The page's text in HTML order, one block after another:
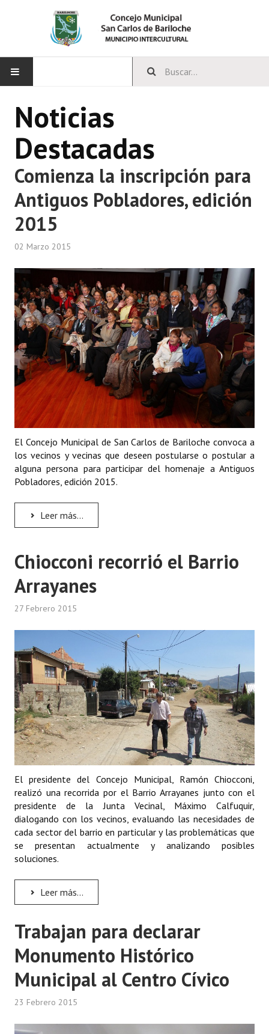
CONCEJO
Bloques Políticos
Integrantes del Concejo
Comisiones Permanentes
Comisiones Especiales
Programas
LEGISLACIÓN
Constitución Nacional
Constitución Provincial
Carta Orgánica 2007
Reglamento Interno
Organigrama
DOCUMENTOS
Informes de Gestión
Dictámenes Asesoría Letrada
Actas de Sesión
Informes de Unidad Coordinadora
Ejecución Presupuestaria
Actas de Audiencias Públicas
NORMATIVA
Comunicaciones
Declaraciones
Resoluciones
Resoluciones de Presidencia
INSTITUCIONAL
Antiguos Pobladores
Registros y Distinciones
Premio al Mérito - Registro
Audiencias Públicas - Registro
Mujeres que Dejaron Huellas - Registro
Noticias
Destacadas
Comienza la inscripción para
Antiguos Pobladores, edición
2015
02 Marzo 2015
El Concejo Municipal de San Carlos de Bariloche convoca a
los vecinos y vecinas que deseen postularse o postular a
alguna persona para participar del homenaje a Antiguos
Pobladores, edición 2015.
Leer más...
Chiocconi recorrió el Barrio
Arrayanes
27 Febrero 2015
El presidente del Concejo Municipal, Ramón Chiocconi,
realizó una recorrida por el Barrio Arrayanes junto con el
presidente de la Junta Vecinal, Máximo Calfuquir,
dialogando con los vecinos, evaluando las necesidades de
cada sector del barrio en particular y las problemáticas que
se presentan actualmente y analizando posibles
soluciones.
Leer más...
Trabajan para declarar
Monumento Histórico
Municipal al Centro Cívico
23 Febrero 2015